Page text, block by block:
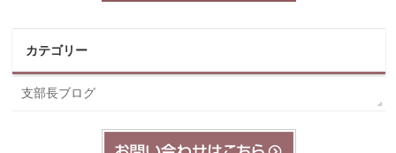
カテゴリー
支部長ブログ